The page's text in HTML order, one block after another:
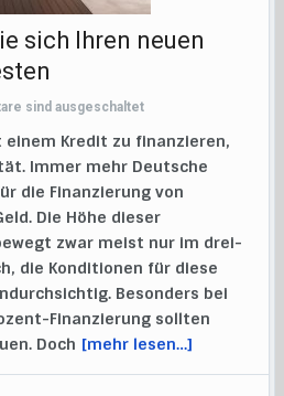
sich Ihren neuen
sind ausgeschaltet
einem Kredit zu finanzieren,
Immer mehr Deutsche
die Finanzierung von
Die Höhe dieser
zwar meist nur im drei-
die Konditionen für diese
Besonders bei
Finanzierung sollten
Doch [mehr lesen…]